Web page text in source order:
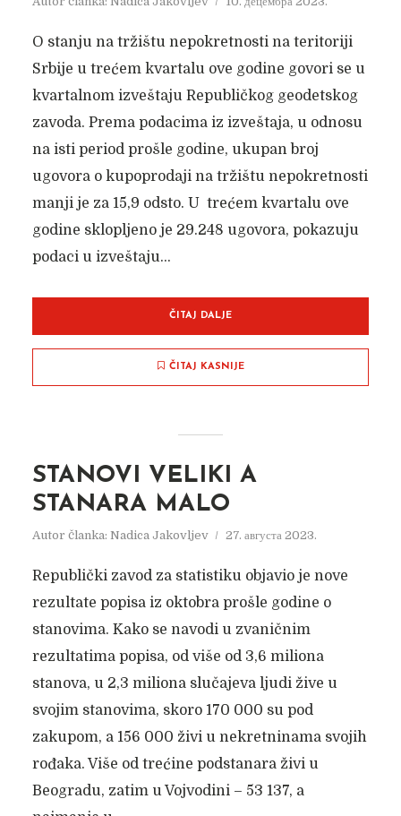
O stanju na tržištu nepokretnosti na teritoriji
Srbije u trećem kvartalu ove godine govori se u
kvartalnom izveštaju Republičkog geodetskog
zavoda. Prema podacima iz izveštaja, u odnosu
na isti period prošle godine, ukupan broj
ugovora o kupoprodaji na tržištu nepokretnosti
manji je za 15,9 odsto. U trećem kvartalu ove
godine sklopljeno je 29.248 ugovora, pokazuju
podaci u izveštaju...
ČITAJ DALJE
ČITAJ KASNIJE
STANOVI VELIKI A
STANARA MALO
Autor članka: Nadica Jakovljev 27. августа 2023.
Republički zavod za statistiku objavio je nove
rezultate popisa iz oktobra prošle godine o
stanovima. Kako se navodi u zvaničnim
rezultatima popisa, od više od 3,6 miliona
stanova, u 2,3 miliona slučajeva ljudi žive u
svojim stanovima, skoro 170 000 su pod
zakupom, a 156 000 živi u nekretninama svojih
rođaka. Više od trećine podstanara živi u
Beogradu, zatim u Vojvodini – 53 137, a